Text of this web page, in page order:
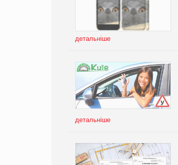
детальніше
детальніше